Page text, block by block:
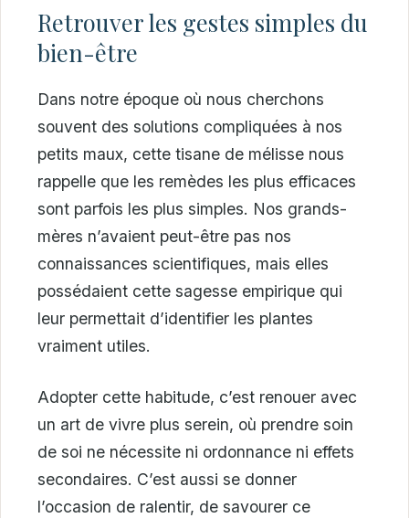
Retrouver les gestes simples du
bien-être
Dans notre époque où nous cherchons
souvent des solutions compliquées à nos
petits maux, cette tisane de mélisse nous
rappelle que les remèdes les plus efficaces
sont parfois les plus simples. Nos grands-
mères n’avaient peut-être pas nos
connaissances scientifiques, mais elles
possédaient cette sagesse empirique qui
leur permettait d’identifier les plantes
vraiment utiles.
Adopter cette habitude, c’est renouer avec
un art de vivre plus serein, où prendre soin
de soi ne nécessite ni ordonnance ni effets
secondaires. C’est aussi se donner
l’occasion de ralentir, de savourer ce